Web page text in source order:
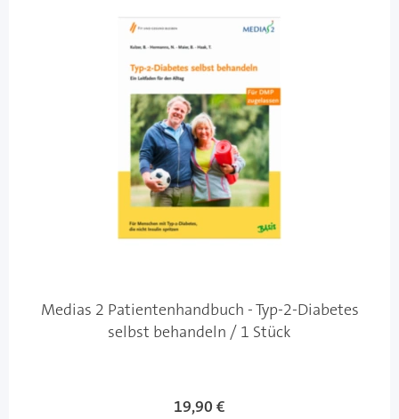
Medias 2 Patientenhandbuch - Typ-2-Diabetes
selbst behandeln / 1 Stück
19,90 €